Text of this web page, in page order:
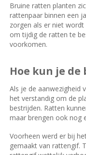
Bruine ratten planten
rattenpaar binnen een
zorgen als er niet
om tijdig de ratten te
voorkomen.
Hoe kun je
Als je de aanwezigheid
het verstandig om de
bestrijden. Ratten
maar brengen ook nog
Voorheen werd er bij
gemaakt van rattengif.